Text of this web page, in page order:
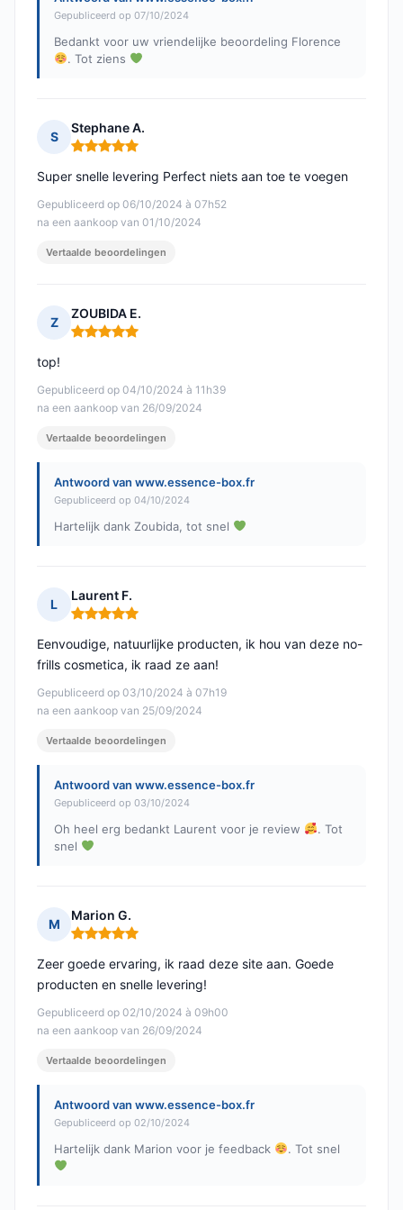
Gepubliceerd op 07/10/2024
Bedankt voor uw vriendelijke beoordeling Florence
. Tot ziens
S
Stephane A.
Opmerking: 5 van 5
Gepubliceerd op 06/10/2024 à 07h52
na een aankoop van 01/10/2024
Super snelle levering Perfect niets aan toe te voegen
Vertaalde beoordelingen
Z
ZOUBIDA E.
Opmerking: 5 van 5
Gepubliceerd op 04/10/2024 à 11h39
na een aankoop van 26/09/2024
top!
Vertaalde beoordelingen
Antwoord van www.essence-box.fr
Gepubliceerd op 04/10/2024
Hartelijk dank Zoubida, tot snel
L
Laurent F.
Opmerking: 5 van 5
Gepubliceerd op 03/10/2024 à 07h19
na een aankoop van 25/09/2024
Eenvoudige, natuurlijke producten, ik hou van deze no-
frills cosmetica, ik raad ze aan!
Vertaalde beoordelingen
Antwoord van www.essence-box.fr
Gepubliceerd op 03/10/2024
Oh heel erg bedankt Laurent voor je review
. Tot
snel
M
Marion G.
Opmerking: 5 van 5
Gepubliceerd op 02/10/2024 à 09h00
na een aankoop van 26/09/2024
Zeer goede ervaring, ik raad deze site aan. Goede
producten en snelle levering!
Vertaalde beoordelingen
Antwoord van www.essence-box.fr
Gepubliceerd op 02/10/2024
Hartelijk dank Marion voor je feedback . Tot snel